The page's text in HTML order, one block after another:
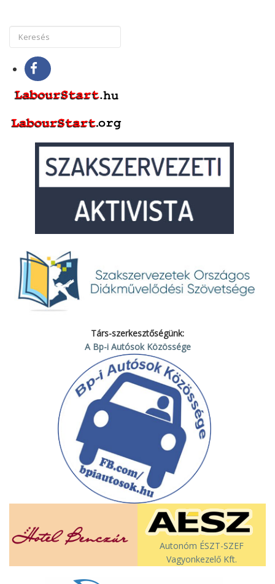
Társ-szerkesztőségünk:
A Bp-i Autósok Közössége
Autonóm ÉSZT-SZEF
Vagyonkezelő Kft.